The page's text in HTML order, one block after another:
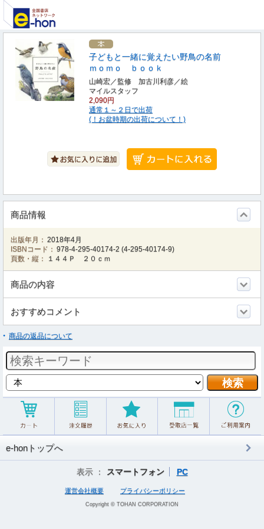
子どもと一緒に覚えたい野鳥の名前
ｍｏｍｏ ｂｏｏｋ
山崎宏／監修 加古川利彦／絵
マイルスタッフ
2,090円
通常１～２日で出荷
(！お盆時期の出荷について！)
商品情報
出版年月： 2018年4月
ISBNコード： 978-4-295-40174-2 (4-295-40174-9)
頁数・縦：
１４４Ｐ ２０ｃｍ
商品の内容
おすすめコメント
商品の返品について
e-honトップへ
表示 ： スマートフォン PC
運営会社概要 プライバシーポリシー
Copyright © TOHAN CORPORATION